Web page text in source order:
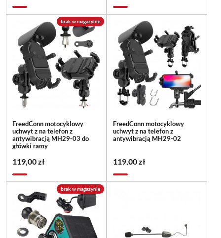
brak w magazynie
FreedConn motocyklowy
uchwyt z na telefon z
antywibracją MH29-03 do
główki ramy
119,00 zł
FreedConn motocyklowy
uchwyt z na telefon z
antywibracją MH29-02
119,00 zł
brak w magazynie